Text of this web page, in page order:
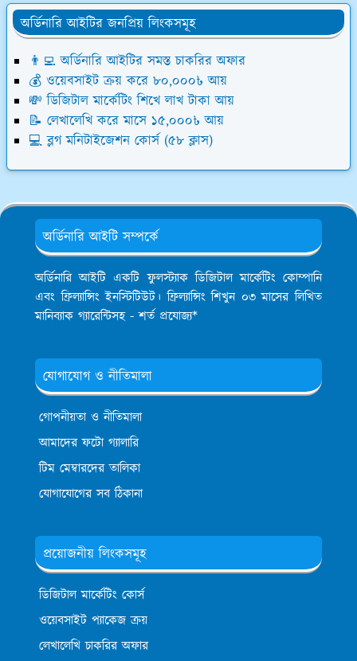
অর্ডিনারি আইটির জনপ্রিয় লিংকসমূহ
👨‍💻 অর্ডিনারি আইটির সমস্ত চাকরির অফার
💰 ওয়েবসাইট ক্রয় করে ৮০,০০০৳ আয়
💸 ডিজিটাল মার্কেটিং শিখে লাখ টাকা আয়
📝 লেখালেখি করে মাসে ১৫,০০০৳ আয়
💻 ব্লগ মনিটাইজেশন কোর্স (৫৮ ক্লাস)
অর্ডিনারি আইটি সম্পর্কে
অর্ডিনারি আইটি একটি ফুলস্ট্যাক ডিজিটাল মার্কেটিং কোম্পানি
এবং ফ্রিল্যান্সিং ইনস্টিটিউট। ফ্রিল্যান্সিং শিখুন ০৩ মাসের লিখিত
মানিব্যাক গ্যারেন্টিসহ - শর্ত প্রযোজ্য*
যোগাযোগ ও নীতিমালা
গোপনীয়তা ও নীতিমালা
আমাদের ফটো গ্যালারি
টিম মেম্বারদের তালিকা
যোগাযোগের সব ঠিকানা
প্রয়োজনীয় লিংকসমূহ
ডিজিটাল মার্কেটিং কোর্স
ওয়েবসাইট প্যাকেজ ক্রয়
লেখালেখি চাকরির অফার